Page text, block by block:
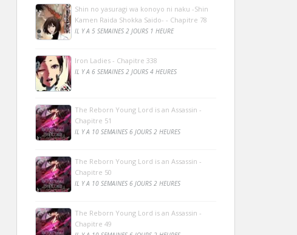
Shin no yasuragi wa konoyo ni naku -Shin
Kamen Raida Shokka Saido- - Chapitre 78
IL Y A 5 SEMAINES 2 JOURS 1 HEURE
Iron Ladies - Chapitre 338
IL Y A 6 SEMAINES 2 JOURS 4 HEURES
The Reborn Young Lord is an Assassin -
Chapitre 51
IL Y A 10 SEMAINES 6 JOURS 2 HEURES
The Reborn Young Lord is an Assassin -
Chapitre 50
IL Y A 10 SEMAINES 6 JOURS 2 HEURES
The Reborn Young Lord is an Assassin -
Chapitre 49